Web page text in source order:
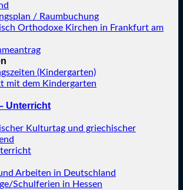
/ Raumbuchung
Orthodoxe Kirchen in Frankfurt am
(Kindergarten)
mit dem Kindergarten
Unterricht
Kulturtag und griechischer
Arbeiten in Deutschland
Schulferien in Hessen